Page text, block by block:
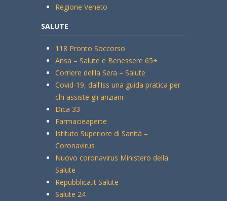
Regione Veneto
SALUTE
118 Pronto Soccorso
Ansa – Salute e Benessere 65+
Corriere dellla Sera – Salute
Covid-19, dall’Iss una guida pratica per
chi assiste gli anziani
Dica 33
Farmacieaperte
Istituto Superiore di Sanità –
Coronavirus
Nuovo coronavirus Ministero della
Salute
Repubblica.it Salute
Salute 24